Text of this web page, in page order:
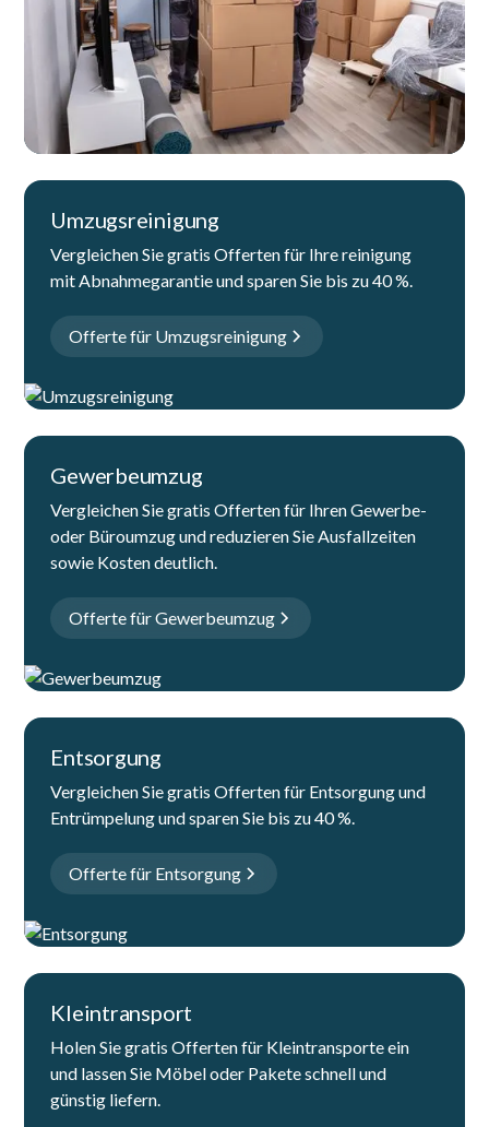
Umzugsreinigung
Vergleichen Sie gratis Offerten für Ihre reinigung
mit Abnahmegarantie und sparen Sie bis zu 40 %.
Offerte für Umzugsreinigung
Gewerbeumzug
Vergleichen Sie gratis Offerten für Ihren Gewerbe-
oder Büroumzug und reduzieren Sie Ausfallzeiten
sowie Kosten deutlich.
Offerte für Gewerbeumzug
Entsorgung
Vergleichen Sie gratis Offerten für Entsorgung und
Entrümpelung und sparen Sie bis zu 40 %.
Offerte für Entsorgung
Kleintransport
Holen Sie gratis Offerten für Kleintransporte ein
und lassen Sie Möbel oder Pakete schnell und
günstig liefern.